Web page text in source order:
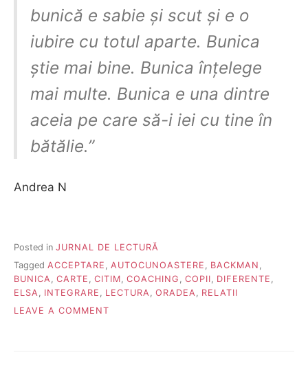
bunică e sabie și scut și e o
iubire cu totul aparte. Bunica
știe mai bine. Bunica înțelege
mai multe. Bunica e una dintre
aceia pe care să-i iei cu tine în
bătălie.”
Andrea N
Posted in JURNAL DE LECTURĂ
Tagged ACCEPTARE AUTOCUNOASTERE BACKMAN
BUNICA
CARTE CITIM COACHING COPII DIFERENTE
ELSA
INTEGRARE LECTURA ORADEA
RELATII
LEAVE A COMMENT